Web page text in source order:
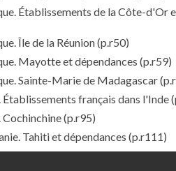
Établissements de la Côte-d'Or
Île de la Réunion(p.r50)
Mayotte et dépendances (p.r59)
Sainte-Marie de Madagascar
français dans l'Inde
Cochinchine(p.r95)
Tahiti et dépendances (p.r111)
Nouvelle-Calédonie(p.r130)